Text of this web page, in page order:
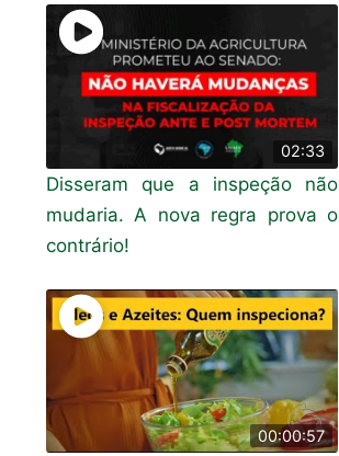
02:33
Disseram que a inspeção não
mudaria. A nova regra prova o
contrário!
00:00:57